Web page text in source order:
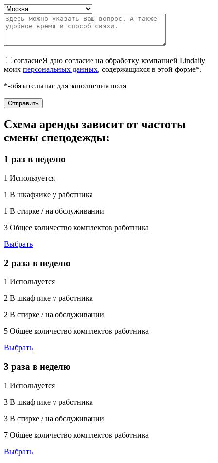
согласиеЯ даю согласие на обработку компанией Lindaily
моих персональных данных, содержащихся в этой форме*.
*-обязательные для заполнения поля
Схема аренды зависит от частоты
смены спецодежды:
1 раз в неделю
1 Используется
1 В шкафчике у работника
1 В стирке / на обслуживании
3 Общее количество комплектов работника
Выбрать
2 раза в неделю
1 Используется
2 В шкафчике у работника
2 В стирке / на обслуживании
5 Общее количество комплектов работника
Выбрать
3 раза в неделю
1 Используется
3 В шкафчике у работника
3 В стирке / на обслуживании
7 Общее количество комплектов работника
Выбрать